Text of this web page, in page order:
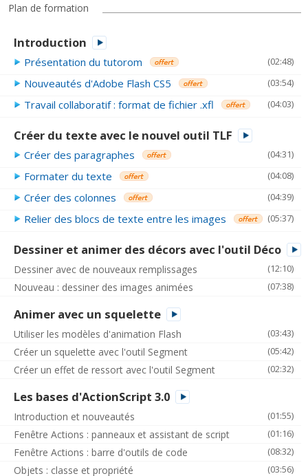
Plan de formation
Introduction
Présentation du tutorom (02:48)
Nouveautés d'Adobe Flash CS5 (03:54)
Travail collaboratif : format de fichier .xfl (04:03)
Créer du texte avec le nouvel outil TLF
Créer des paragraphes (04:31)
Formater du texte (04:08)
Créer des colonnes (04:39)
Relier des blocs de texte entre les images (05:37)
Dessiner et animer des décors avec l'outil Déco
(12:10)
Dessiner avec de nouveaux remplissages
(07:38)
Nouveau : dessiner des images animées
Animer avec un squelette
(03:43)
Utiliser les modèles d'animation Flash
(05:42)
Créer un squelette avec l'outil Segment
(02:32)
Créer un effet de ressort avec l'outil Segment
Les bases d'ActionScript 3.0
(01:55)
Introduction et nouveautés
(01:16)
Fenêtre Actions : panneaux et assistant de script
(08:32)
Fenêtre Actions : barre d'outils de code
(03:56)
Objets : classe et propriété